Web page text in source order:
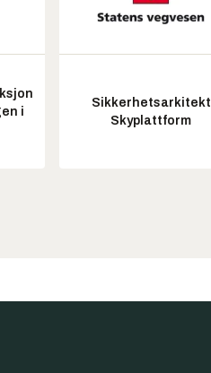
i
Sikkerhetsarkitekt
Skyplattform